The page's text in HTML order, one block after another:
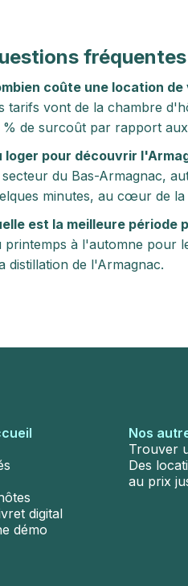
fréquentes
coûte une location
tarifs vont de la chambre
% de surcoût par rapport
loger pour découvrir
secteur du Bas-Armagnac,
minutes, au cœur de la
est la meilleure période
printemps à l'automne pour
distillation de l'Armagnac.
digital
démo
Nos
Trouver
Des
au prix